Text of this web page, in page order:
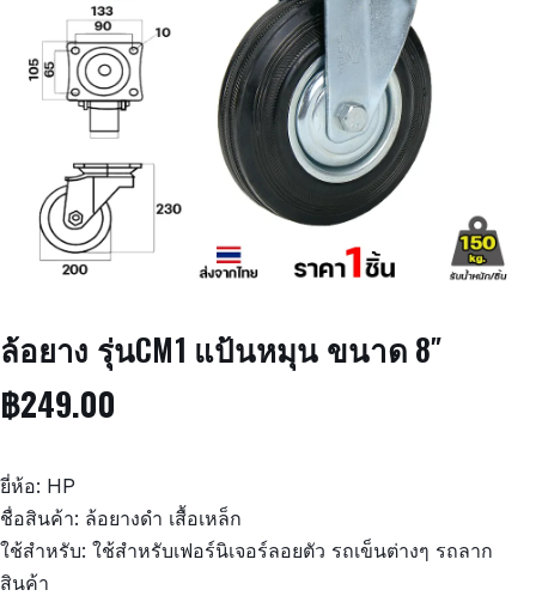
ล้อยาง รุ่นCM1 แป้นหมุน ขนาด 8″
฿249.00
ยี่ห้อ: HP
ชื่อสินค้า: ล้อยางดำ เสื้อเหล็ก
ใช้สำหรับ: ใช้สำหรับเฟอร์นิเจอร์ลอยตัว รถเข็นต่างๆ รถลาก
สินค้า